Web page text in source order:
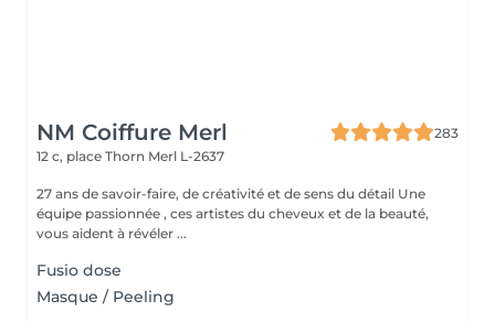
NM Coiffure Merl
283
12 c, place Thorn Merl L-2637
27 ans de savoir-faire, de créativité et de sens du détail Une
équipe passionnée , ces artistes du cheveux et de la beauté,
vous aident à révéler ...
Fusio dose
Masque / Peeling